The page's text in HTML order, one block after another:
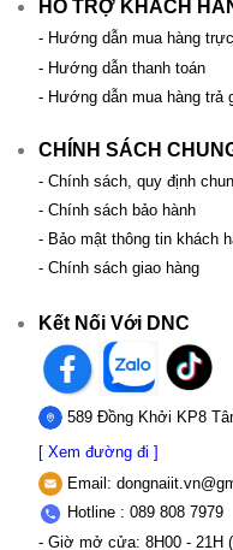
HỖ TRỢ KHÁCH
- Hướng dẫn mua hàng
- Hướng dẫn thanh toán
- Hướng dẫn mua hàng trả
CHÍNH SÁCH
- Chính sách, quy định
- Chính sách bảo hành
- Bảo mật thông tin khách
- Chính sách giao hàng
Kết Nối Với DNC
589 Đồng Khởi KP8
[ Xem đường đi ]
Email:
Hotline : 089 808 7979
- Giờ mở cửa: 8H00 - 21H